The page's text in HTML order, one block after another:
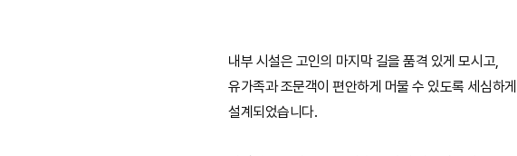
내부 시설은 고인의 마지막 길을 품격 있게 모시고,
유가족과 조문객이 편안하게 머물 수 있도록 세심하게
설계되었습니다.